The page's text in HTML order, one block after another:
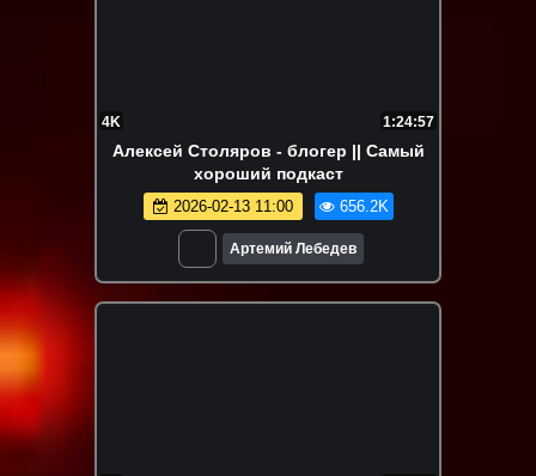
4K 1:24:57
Алексей Столяров - блогер || Самый
хороший подкаст
2026-02-13 11:00 656.2K
Артемий Лебедев